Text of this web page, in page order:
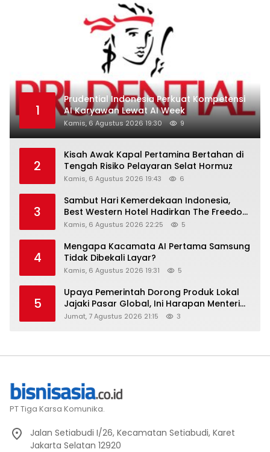
1
Prudential Indonesia Perkuat Kompetensi
AI Karyawan Lewat AI Week
Kamis, 6 Agustus 2026 19:30 9
2
Kisah Awak Kapal Pertamina Bertahan di
Tengah Risiko Pelayaran Selat Hormuz
Kamis, 6 Agustus 2026 19:43 6
3
Sambut Hari Kemerdekaan Indonesia,
Best Western Hotel Hadirkan The Freedom
Stay Diskon Hingga 45%
Kamis, 6 Agustus 2026 22:25 5
4
Mengapa Kacamata AI Pertama Samsung
Tidak Dibekali Layar?
Kamis, 6 Agustus 2026 19:31 5
5
Upaya Pemerintah Dorong Produk Lokal
Jajaki Pasar Global, Ini Harapan Menteri
Perindustrian RI Lewat ILT dan IGT Expo
Jumat, 7 Agustus 2026 21:15 3
PT Tiga Karsa Komunika.
Jalan Setiabudi I/26, Kecamatan Setiabudi, Karet
Jakarta Selatan 12920